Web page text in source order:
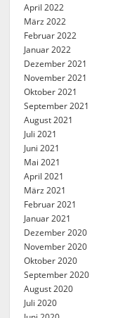
April 2022
März 2022
Februar 2022
Januar 2022
Dezember 2021
November 2021
Oktober 2021
September 2021
August 2021
Juli 2021
Juni 2021
Mai 2021
April 2021
März 2021
Februar 2021
Januar 2021
Dezember 2020
November 2020
Oktober 2020
September 2020
August 2020
Juli 2020